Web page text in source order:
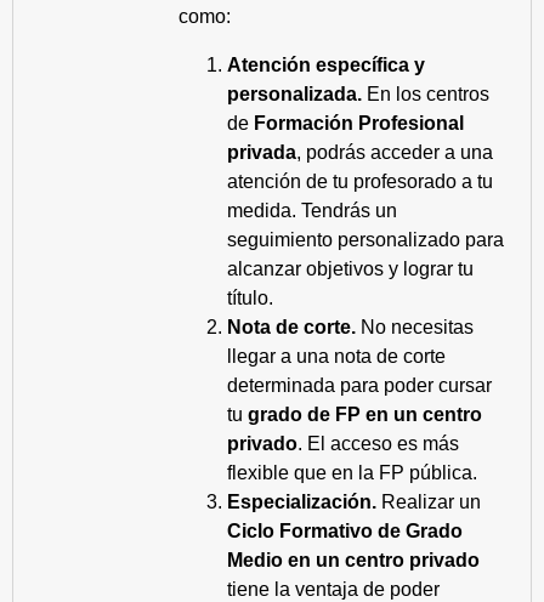
como:
Atención específica y
personalizada. En los centros
de Formación Profesional
privada, podrás acceder a una
atención de tu profesorado a tu
medida. Tendrás un
seguimiento personalizado para
alcanzar objetivos y lograr tu
título.
Nota de corte. No necesitas
llegar a una nota de corte
determinada para poder cursar
tu grado de FP en un centro
privado. El acceso es más
flexible que en la FP pública.
Especialización. Realizar un
Ciclo Formativo de Grado
Medio en un centro privado
tiene la ventaja de poder